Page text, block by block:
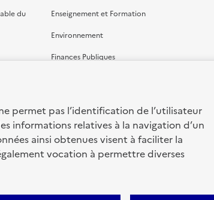
permet pas l’identification de l’utilisateur
informations relatives à la navigation d’un
ainsi obtenues visent à faciliter la
vocation à permettre diverses
du
Enseignement et Formation
Environnement
Finances Publiques